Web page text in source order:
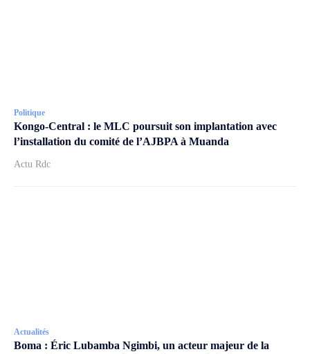
Politique
Kongo-Central : le MLC poursuit son implantation avec
l’installation du comité de l’AJBPA à Muanda
Actu Rdc
Actualités
Boma : Éric Lubamba Ngimbi, un acteur majeur de la